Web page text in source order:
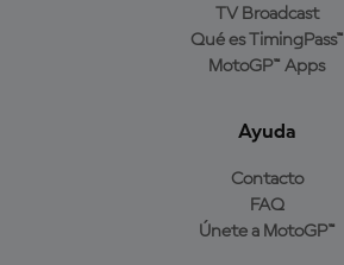
TV Broadcast
Qué es TimingPass™
MotoGP™ Apps
Ayuda
Contacto
FAQ
Únete a MotoGP™